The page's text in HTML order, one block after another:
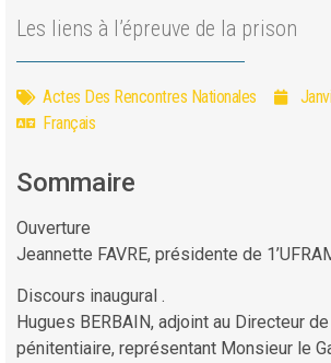
Les liens à l’épreuve de la prison
Actes Des Rencontres Nationales
Français
Sommaire
Ouverture
Jeannette FAVRE, présidente de
Discours inaugural .
Hugues BERBAIN, adjoint au Directeur
pénitentiaire, représentant Monsieur le